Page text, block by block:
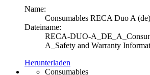
Name:
Consumables RECA Duo A (de)
Dateiname:
RECA-DUO-
A_Safety and Warranty
Herunterladen
Consumables